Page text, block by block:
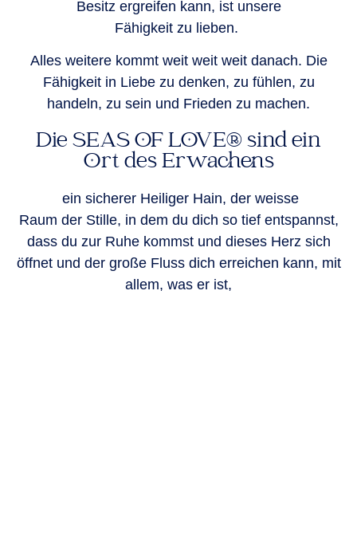
Besitz ergreifen kann, ist unsere
Fähigkeit zu lieben.
Alles weitere kommt weit weit weit danach. Die
Fähigkeit in Liebe zu denken, zu fühlen, zu
handeln, zu sein und Frieden zu machen.
Die SEAS OF LOVE® sind ein
Ort des Erwachens
ein sicherer Heiliger Hain, der weisse
Raum der Stille, in dem du dich so tief entspannst,
dass du zur Ruhe kommst und dieses Herz sich
öffnet und der große Fluss dich erreichen kann, mit
allem, was er ist,